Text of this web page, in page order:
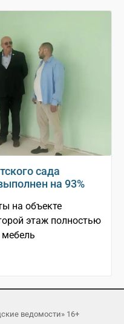
сада
на 93%
на объекте
этаж полностью
мебель
ведомости» 16+